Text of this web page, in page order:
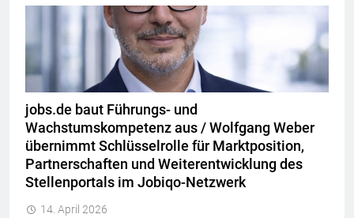
jobs.de baut Führungs- und
Wachstumskompetenz aus / Wolfgang Weber
übernimmt Schlüsselrolle für Marktposition,
Partnerschaften und Weiterentwicklung des
Stellenportals im Jobiqo-Netzwerk
14. April 2026